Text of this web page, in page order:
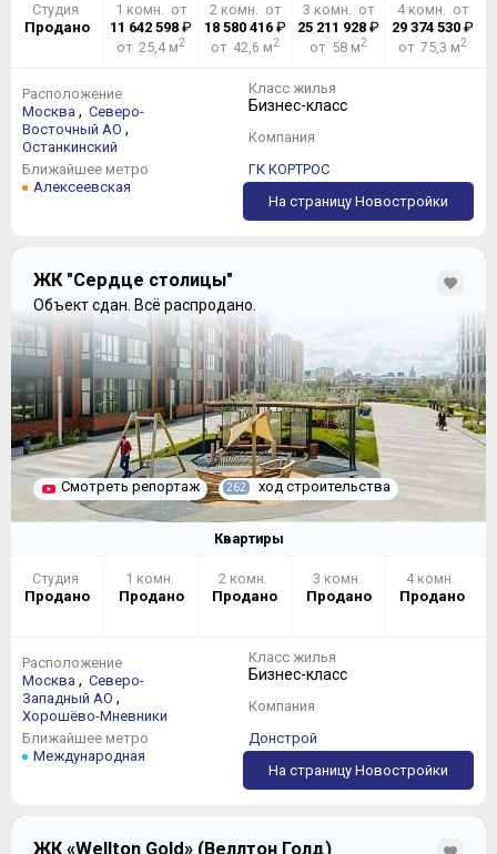
Студия
Продано
1 комн. от
11 642 598 ₽
от 25,4 м2
2 комн. от
18 580 416₽
от 42,6 м2
3 комн. от
25 211 928 ₽
от 58 м2
4 комн. от
29 374 530₽
от 75,3 м2
Расположение
Москва , Северо-
Восточный АО ,
Останкинский
Ближайшее метро
Алексеевская
Класс жилья
Бизнес-класс
Компания
ГК КОРТРОС
На страницу Новостройки
ЖК "Сердце столицы"
Объект сдан. Всё распродано.
Смотреть репортаж 262 ход строительства
Квартиры
Студия
Продано
1 комн.
Продано
2 комн.
Продано
3 комн.
Продано
4 комн.
Продано
Расположение
Москва , Северо-
Западный АО ,
Хорошёво-Мневники
Ближайшее метро
Международная
Класс жилья
Бизнес-класс
Компания
Донстрой
На страницу Новостройки
ЖК «Wellton Gold» (Веллтон Голд)